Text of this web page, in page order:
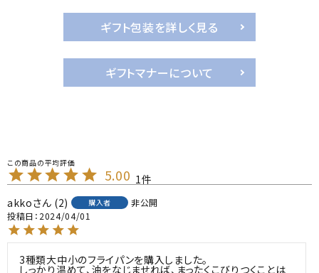
ギフト包装を詳しく見る
ギフトマナーについて
5.00 1
akko
2 購入者
非公開
投稿日 2024/04/01
3種類大中小のフライパンを購入しました。
しっかり温めて、油をなじませれば、まったくこびりつくことは